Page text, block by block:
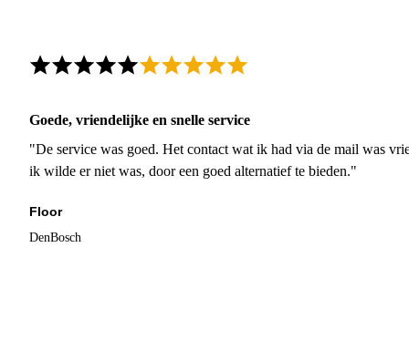
Goede, vriendelijke en snelle service
"De service was goed. Het contact wat ik had via de mail was
ik wilde er niet was, door een goed alternatief te bieden."
Floor
DenBosch